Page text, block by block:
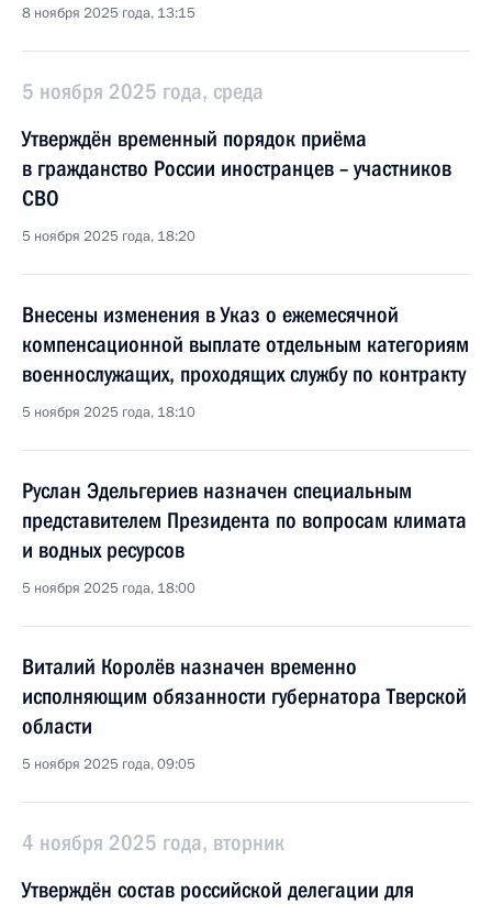
8 ноября 2025 года, 13:15
5 ноября 2025 года, среда
Утверждён временный порядок приёма
в гражданство России иностранцев – участников
СВО
5 ноября 2025 года, 18:20
Внесены изменения в Указ о ежемесячной
компенсационной выплате отдельным категориям
военнослужащих, проходящих службу по контракту
5 ноября 2025 года, 18:10
Руслан Эдельгериев назначен специальным
представителем Президента по вопросам климата
и водных ресурсов
5 ноября 2025 года, 18:00
Виталий Королёв назначен временно
исполняющим обязанности губернатора Тверской
области
5 ноября 2025 года, 09:05
4 ноября 2025 года, вторник
Утверждён состав российской делегации для